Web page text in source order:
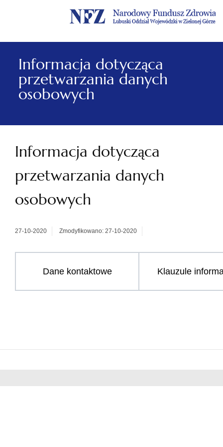
Menu
główne
Menu
lewe
Treść
główna
Szukaj
w
serwisie
Stopka
Informacja dotycząca
przetwarzania danych
osobowych
Informacja dotycząca
przetwarzania danych
osobowych
27-10-2020 Zmodyfikowano: 27-10-2020
Dane kontaktowe Klauzule